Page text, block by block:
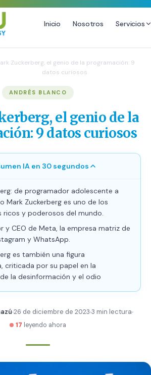
Inicio Nosotros Servicios
SMS
↗
Producción de Videos
Zuckerberg, el genio de la programación: 9
datos curiosos
ANDRÉS BLANCO
el genio de la
9 datos curiosos
IA en 30 segundos
de programador adolescente a
Mark Zuckerberg es uno de los
ricos y poderosos del mundo.
y CEO de Meta, la empresa matriz de
y WhatsApp.
es también una figura
criticada por su papel en la
la desinformación y el odio
26 de diciembre de 2023 3 min lectura
17 leyendo ahora